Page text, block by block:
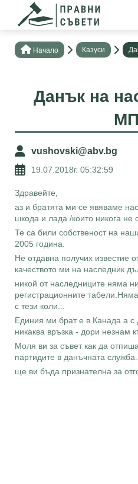
Нaчало Казуси
Данък на
vushovski@abv.bg
19.07.2018г. 05:32:59
Здравейте,
аз и братята ми се явяваме
шкода и лада /които никога не
Те са били собственост на
2005 година.
Не отдавна получих известие
качеството ми на наследник
никой от наследниците няма
регистрационните
с тези коли...
Единия ми брат е в Канада а
никаква връзка - дори незнам
Моля ви за съвет как да
партидите в данъчната служба.
ще ви бъда признателна за